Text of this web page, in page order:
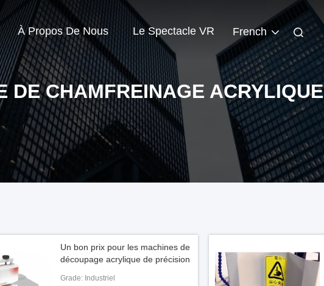
À Propos De Nous Le Spectacle VR French
DE CHAMFREINAGE ACRYLIQUE
Un bon prix pour les machines de
découpage acrylique de précision
Grade: Industriel